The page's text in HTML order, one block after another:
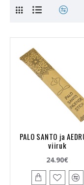
PALO SANTO ja
viiruk
24.90€